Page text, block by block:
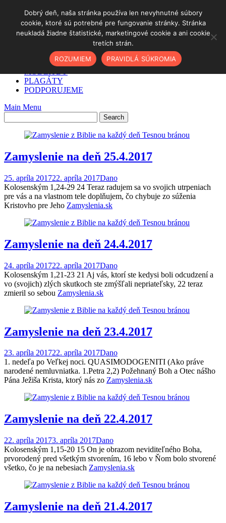
contentDOMOV
✓ AKO NA TO
PODCAST
PLAGÁTY
PODPORUJEME
Main Menu
Zamyslenie na deň 25.4.2017
25. apríla 201722. apríla 2017Dano
Kolosenským 1,24-29 24 Teraz radujem sa vo svojich utrpeniach
pre vás a na vlastnom tele doplňujem, čo chybuje zo súženia
Kristovho pre Jeho Zamyslenia.sk
Zamyslenie na deň 24.4.2017
24. apríla 201722. apríla 2017Dano
Kolosenským 1,21-23 21 Aj vás, ktorí ste kedysi boli odcudzení a
vo (svojich) zlých skutkoch ste zmýšľali nepriateľsky, 22 teraz
zmieril so sebou Zamyslenia.sk
Zamyslenie na deň 23.4.2017
23. apríla 201722. apríla 2017Dano
1. nedeľa po Veľkej noci. QUASIMODOGENITI (Ako práve
narodené nemluvniatka. 1.Petra 2,2) Požehnaný Boh a Otec nášho
Pána Ježiša Krista, ktorý nás zo Zamyslenia.sk
Zamyslenie na deň 22.4.2017
22. apríla 20173. apríla 2017Dano
Kolosenským 1,15-20 15 On je obrazom neviditeľného Boha,
prvorodený pred všetkým stvorením, 16 lebo v Ňom bolo stvorené
všetko, čo je na nebesiach Zamyslenia.sk
Zamyslenie na deň 21.4.2017
Dobrý deň, naša stránka používa len nevyhnutné súbory
cookie, ktoré sú potrebné pre fungovanie stránky. Stránka
neukladá žiadne štatistické, marketingové cookie a ani cookie
tretích strán.
ROZUMIEM
PRAVIDLÁ SÚKROMIA